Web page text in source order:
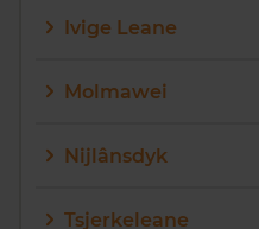
Ivige Leane
Molmawei
Nijlânsdyk
Tsjerkeleane